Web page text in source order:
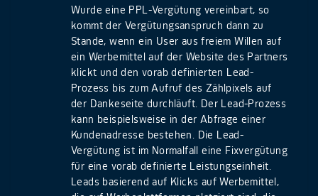
Wurde eine PPL-Vergütung vereinbart, so
kommt der Vergütungsanspruch dann zu
Stande, wenn ein User aus freiem Willen auf
ein Werbemittel auf der Website des Partners
klickt und den vorab definierten Lead-
Prozess bis zum Aufruf des Zählpixels auf
der Dankeseite durchläuft. Der Lead-Prozess
kann beispielsweise in der Abfrage einer
Kundenadresse bestehen. Die Lead-
Vergütung ist im Normalfall eine Fixvergütung
für eine vorab definierte Leistungseinheit.
Leads basierend auf Klicks auf Werbemittel,